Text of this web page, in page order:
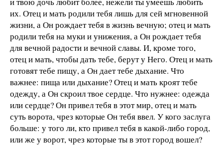
их. Отец и мать родили тебя лишь для сей мгновенной
жизни, а Он рождает тебя в жизнь вечную; отец и мать
родили тебя на муки и унижения, а Он рождает тебя
для вечной радости и вечной славы. И, кроме того,
отец и мать, чтобы дать тебе, берут у Него. Отец и мать
готовят тебе пищу, а Он дает тебе дыхание. Что
важнее: пища или дыхание? Отец и мать кроят тебе
одежду, а Он скроил твое сердце. Что нужнее: одежда
или сердце? Он привел тебя в этот мир, отец и мать
суть ворота, чрез которые Он тебя ввел. У кого заслуга
больше: у того ли, кто привел тебя в какой-либо город,
или же у ворот, чрез которые ты в этот город вошел?